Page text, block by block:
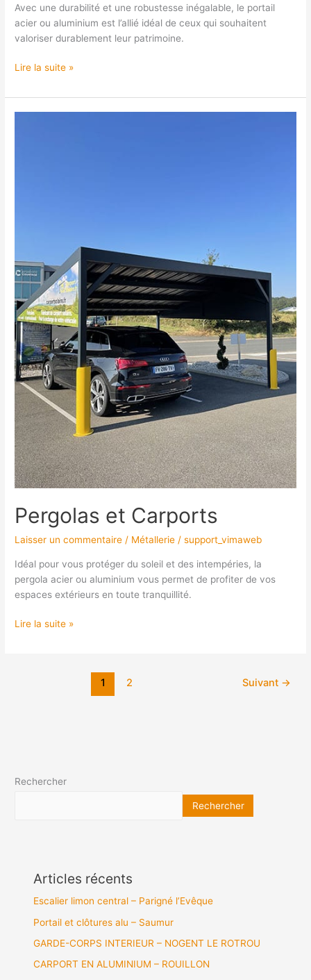
Avec une durabilité et une robustesse inégalable, le portail
acier ou aluminium est l’allié idéal de ceux qui souhaitent
valoriser durablement leur patrimoine.
Lire la suite »
Pergolas et Carports
Laisser un commentaire / Métallerie /support_vimaweb
Idéal pour vous protéger du soleil et des intempéries, la
pergola acier ou aluminium vous permet de profiter de vos
espaces extérieurs en toute tranquillité.
Lire la suite »
1 2 Suivant →
Rechercher
Rechercher
Articles récents
Escalier limon central – Parigné l’Evêque
Portail et clôtures alu – Saumur
GARDE-CORPS INTERIEUR – NOGENT LE ROTROU
CARPORT EN ALUMINIUM – ROUILLON